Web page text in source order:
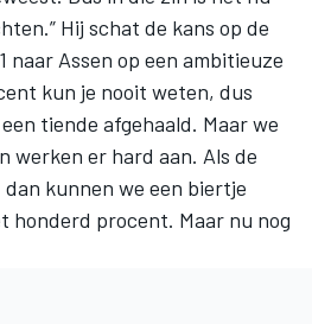
Hij schat de kans op de
naar Assen op een ambitieuze
kun je nooit weten, dus
tiende afgehaald. Maar we
werken er hard aan. Als de
kunnen we een biertje
honderd procent. Maar nu nog